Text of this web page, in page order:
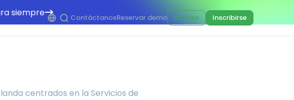
siempre ContáctanosReservar demo Acceso Inscribirse
centrados en la Servicios de